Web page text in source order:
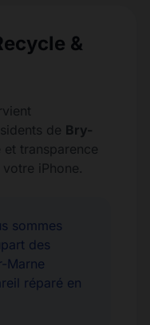
&
de Bry-
transparence
iPhone.
sommes
des
Marne
réparé en